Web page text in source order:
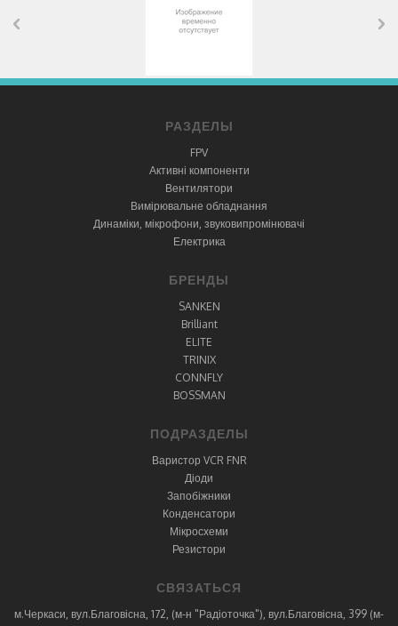
РАЗДЕЛЫ
FPV
Активні компоненти
Вентилятори
Вимірювальне обладнання
Динаміки, мікрофони, звуковипромінювачі
Електрика
БРЕНДЫ
SANKEN
Brilliant
ELITE
TRINIX
CONNFLY
BOSSMAN
ПОДРАЗДЕЛЫ
Варистор VCR FNR
Діоди
Запобіжники
Конденсатори
Мікросхеми
Резистори
СВЯЗАТЬСЯ
м.Черкаси, вул.Благовісна, 172, (м-н "Радіоточка"), вул.Благовісна, 399 (м-